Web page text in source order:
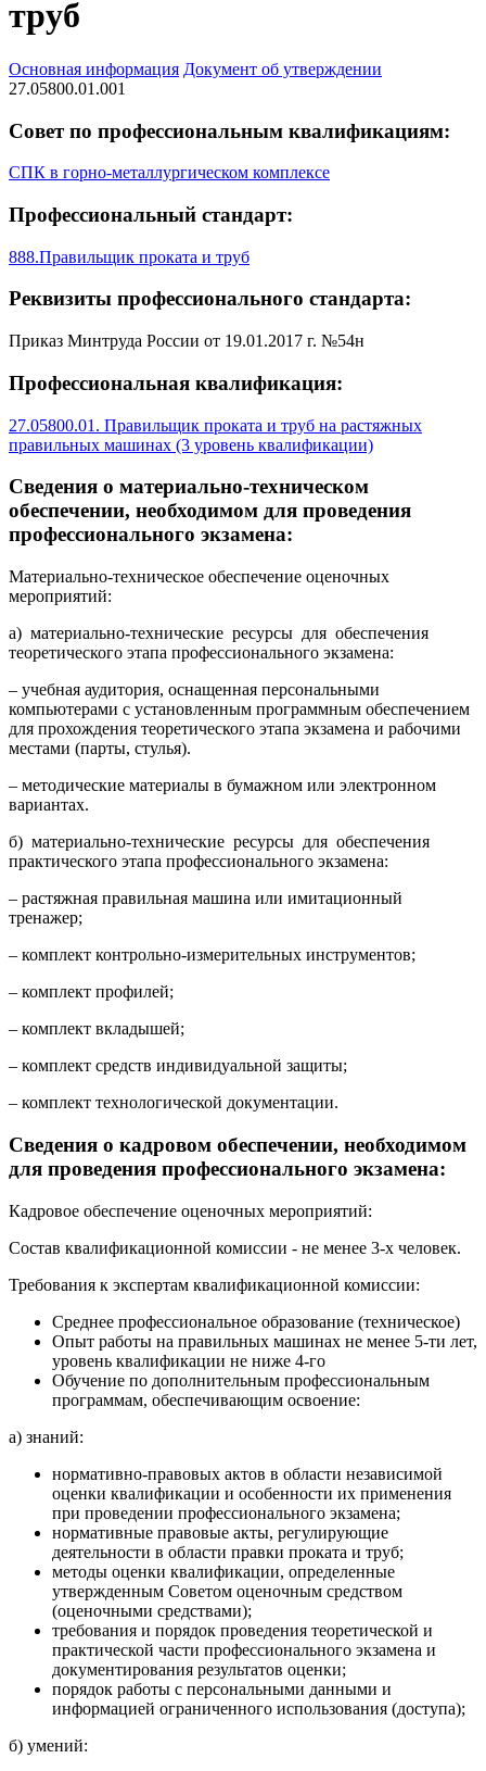
труб
Основная информация Документ об утверждении
27.05800.01.001
Совет по профессиональным квалификациям:
СПК в горно-металлургическом комплексе
Профессиональный стандарт:
888.Правильщик проката и труб
Реквизиты профессионального стандарта:
Приказ Минтруда России от 19.01.2017 г. №54н
Профессиональная квалификация:
27.05800.01. Правильщик проката и труб на растяжных
правильных машинах (3 уровень квалификации)
Сведения о материально-техническом
обеспечении, необходимом для проведения
профессионального экзамена:
Материально-техническое обеспечение оценочных
мероприятий:
а) материально-технические ресурсы для обеспечения
теоретического этапа профессионального экзамена:
– учебная аудитория, оснащенная персональными
компьютерами с установленным программным обеспечением
для прохождения теоретического этапа экзамена и рабочими
местами (парты, стулья).
– методические материалы в бумажном или электронном
вариантах.
б) материально-технические ресурсы для обеспечения
практического этапа профессионального экзамена:
– растяжная правильная машина или имитационный
тренажер;
– комплект контрольно-измерительных инструментов;
– комплект профилей;
– комплект вкладышей;
– комплект средств индивидуальной защиты;
– комплект технологической документации.
Сведения о кадровом обеспечении, необходимом
для проведения профессионального экзамена:
Кадровое обеспечение оценочных мероприятий:
Состав квалификационной комиссии - не менее 3-х человек.
Требования к экспертам квалификационной комиссии:
Среднее профессиональное образование (техническое)
Опыт работы на правильных машинах не менее 5-ти лет,
уровень квалификации не ниже 4-го
Обучение по дополнительным профессиональным
программам, обеспечивающим освоение:
а) знаний:
нормативно-правовых актов в области независимой
оценки квалификации и особенности их применения
при проведении профессионального экзамена;
нормативные правовые акты, регулирующие
деятельности в области правки проката и труб;
методы оценки квалификации, определенные
утвержденным Советом оценочным средством
(оценочными средствами);
требования и порядок проведения теоретической и
практической части профессионального экзамена и
документирования результатов оценки;
порядок работы с персональными данными и
информацией ограниченного использования (доступа);
б) умений: